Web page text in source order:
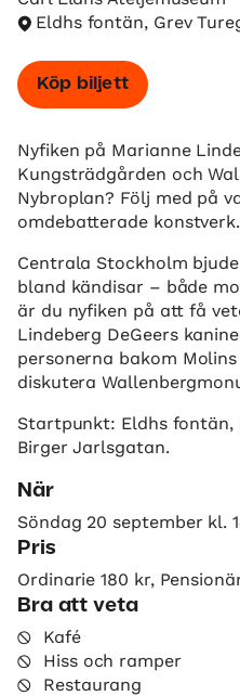
Eldhs fontän, Grev
Köp biljett
Nyfiken på Marianne
Kungsträdgården och
Nybroplan? Följ med på
omdebatterade konstverk.
Centrala Stockholm
bland kändisar – både
är du nyfiken på att få
Lindeberg DeGeers
personerna bakom
diskutera
Startpunkt: Eldhs fontän,
Birger Jarlsgatan.
När
Söndag 20 september kl.
Pris
Ordinarie 180 kr,
Bra att veta
Kafé
Hiss och ramper
Restaurang